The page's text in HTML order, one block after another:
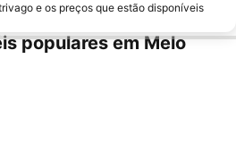
e os preços que estão disponíveis
populares em Melo